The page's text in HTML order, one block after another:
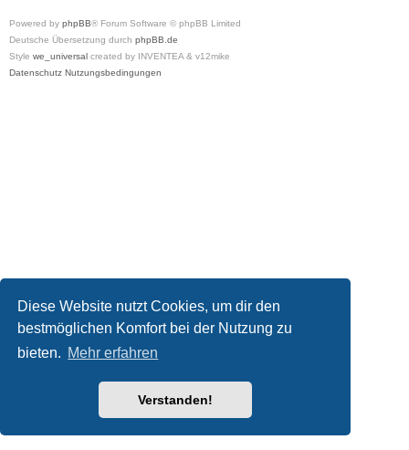
Diese Website nutzt Cookies, um dir den
bestmöglichen Komfort bei der Nutzung zu
bieten. Mehr erfahren
Verstanden!
Powered by phpBB® Forum Software © phpBB Limited
Deutsche Übersetzung durch phpBB.de
Style we_universal created by INVENTEA & v12mike
Datenschutz Nutzungsbedingungen